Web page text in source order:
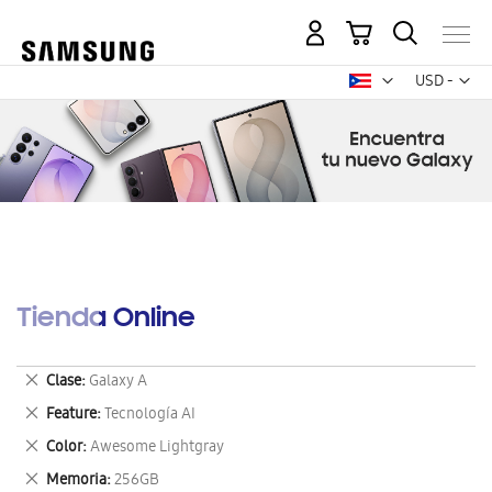
USD -
dólar
Mi carrito
Tienda Online
Clase Galaxy A
Eliminar
este
artículo
Feature Tecnología AI
Eliminar
este
artículo
Color Awesome Lightgray
Eliminar
este
Memoria 256GB
Eliminar